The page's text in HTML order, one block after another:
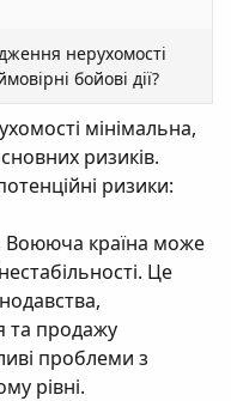
нерухомості
бойові дії?
мінімальна,
ризиків.
ризики:
Воююча країна може
Це
та продажу
проблеми з
рівні.